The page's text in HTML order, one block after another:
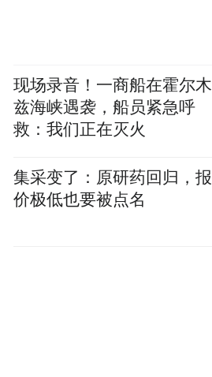
现场录音！一商船在霍尔木
兹海峡遇袭，船员紧急呼
救：我们正在灭火
集采变了：原研药回归，报
价极低也要被点名